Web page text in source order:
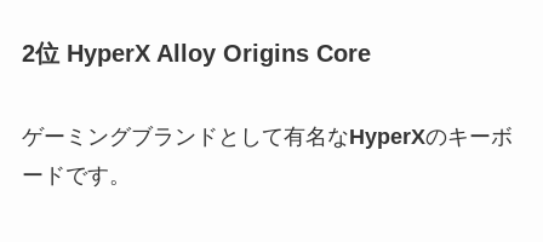
2位 HyperX Alloy Origins Core
ゲーミングブランドとして有名なHyperXのキーボ
ードです。